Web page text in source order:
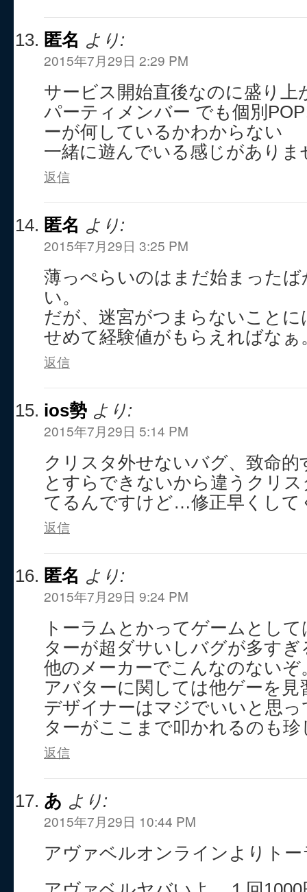
匿名 より:
2015年7月29日 2:29 PM
サービス開始直後なのに盛り
パーティメンバー でも個別
ーが何しているかわからない
一緒に遊んでいる感じがありま
返信
匿名 より:
2015年7月29日 3:25 PM
薄っぺらいのはまだ始まった
い。
だが、迷宮がつまらないことに
せめて経験値がもらえればなぁ
返信
ios勢 より:
2015年7月29日 5:14 PM
クリスタ外せないバグ、致命
とすらできないから違うクリ
てるんですけど…修正早くして
返信
匿名 より:
2015年7月29日 9:24 PM
トーラムとかってゲームとし
ターが超ダサいしバグが多すぎ
他のメーカーでこんなのないぞ
アバターに関しては他ゲーを見
デザイナーはマジでいいと思
ターがここまで叩かれるのも
返信
あ より:
2015年7月29日 10:44 PM
アヴァベルオンラインよりト